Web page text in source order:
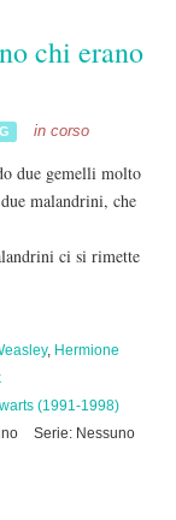
chi erano
G in corso
due gemelli molto
malandrini, che
ci si rimette
, Hermione
(1991-1998)
Serie: Nessuno